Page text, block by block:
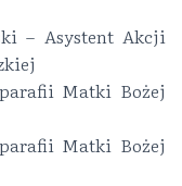
– Asystent Akcji
Matki Bożej
Matki Bożej